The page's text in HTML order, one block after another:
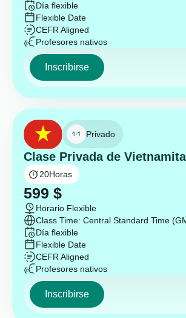
Día flexible
Flexible Date
CEFR Aligned
Profesores nativos
Inscribirse
Privado
Clase Privada de
20Horas
599 $
Horario Flexible
Class Time: Central Standard Time
Día flexible
Flexible Date
CEFR Aligned
Profesores nativos
Inscribirse